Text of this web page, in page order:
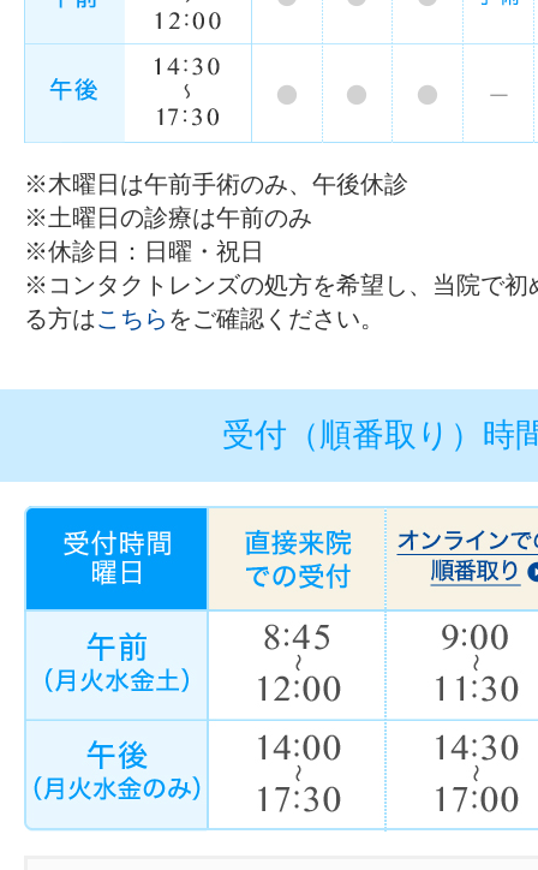
※木曜日は午前手術のみ、午後休診
※土曜日の診療は午前のみ
※休診日：日曜・祝日
※コンタクトレンズの処方を希望し、当院で初
る方はこちら をご確認ください。
受付（順番取り）時